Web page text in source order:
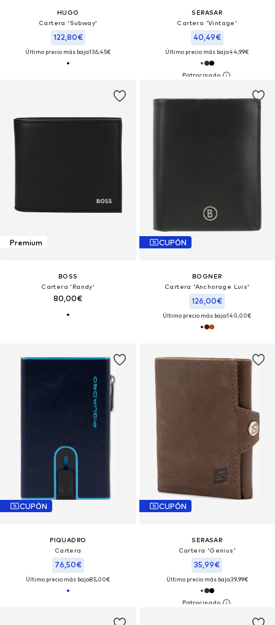
HUGO
Cartera 'Subway'
122,80€
Último precio más bajo:136,45€
SERASAR
Cartera 'Vintage'
40,49€
Último precio más bajo:44,99€
Premium
BOSS
Cartera 'Randy'
80,00€
CUPÓN
BOGNER
Cartera 'Anchorage Luis'
126,00€
Último precio más bajo:140,00€
CUPÓN
PIQUADRO
Cartera
76,50€
Último precio más bajo:85,00€
CUPÓN
SERASAR
Cartera 'Genius'
35,99€
Último precio más bajo:39,99€